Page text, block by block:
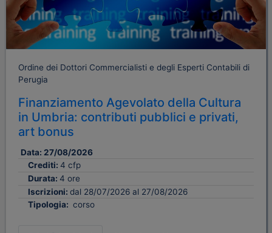
Ordine dei Dottori Commercialisti e degli Esperti Contabili di
Perugia
Finanziamento Agevolato della Cultura
in Umbria: contributi pubblici e privati,
art bonus
Data: 27/08/2026
Crediti: 4 cfp
Durata: 4 ore
Iscrizioni: dal 28/07/2026 al 27/08/2026
Tipologia: corso